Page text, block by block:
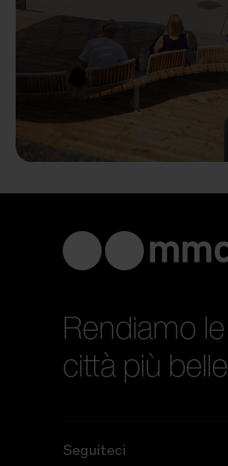
Rendiamo le
città più belle
Seguiteci